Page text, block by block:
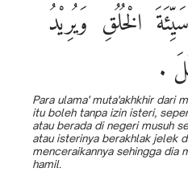
الْخُلُقِ وَيُرِيْدُ
.
Para ulama' muta'akhkhir dari
itu boleh tanpa izin isteri,
atau berada di negeri musuh
atau isterinya berakhlak jelek
menceraikannya sehingga dia
hamil.